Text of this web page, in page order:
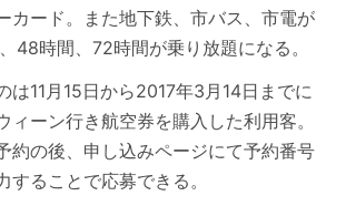
カード。また地下鉄、市バス、市電が
48時間、72時間が乗り放題になる。
は11月15日から2017年3月14日までに
ィーン行き航空券を購入した利用客。
約の後、申し込みページにて予約番号
することで応募できる。